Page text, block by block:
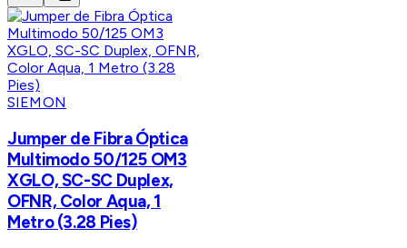
SIEMON
Jumper de Fibra Óptica
Multimodo 50/125 OM3
XGLO, SC-SC Duplex,
OFNR, Color Aqua, 1
Metro (3.28 Pies)